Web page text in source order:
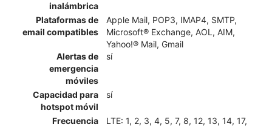
inalámbrica
Plataformas de
email compatibles
Apple Mail, POP3, IMAP4, SMTP,
Microsoft® Exchange, AOL, AIM,
Yahoo!® Mail, Gmail
Alertas de
emergencia
móviles
sí
Capacidad para
hotspot móvil
sí
Frecuencia
LTE: 1, 2, 3, 4, 5, 7, 8, 12, 13, 14, 17,